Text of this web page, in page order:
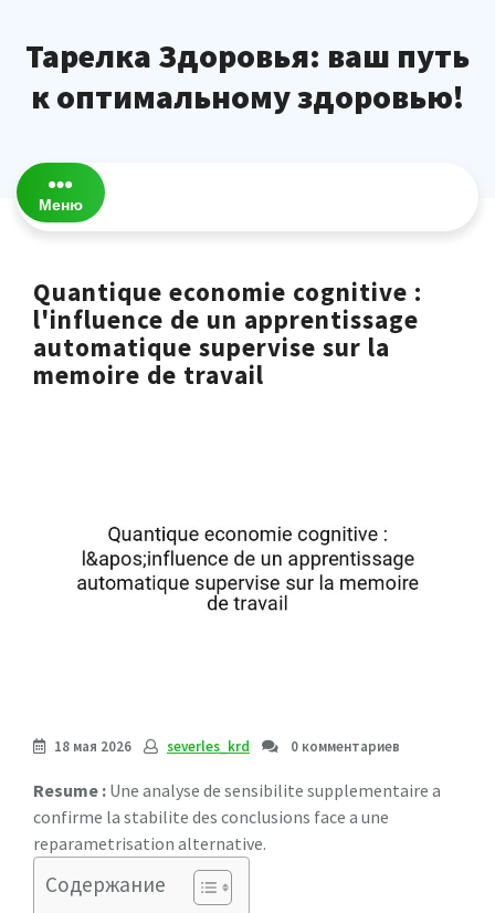
содержимому
Тарелка Здоровья: ваш путь
к оптимальному здоровью!
Меню
Quantique economie cognitive :
l'influence de un apprentissage
automatique supervise sur la
memoire de travail
18 мая 2026 severles_krd 0 комментариев
Resume : Une analyse de sensibilite supplementaire a
confirme la stabilite des conclusions face a une
reparametrisation alternative.
Содержание